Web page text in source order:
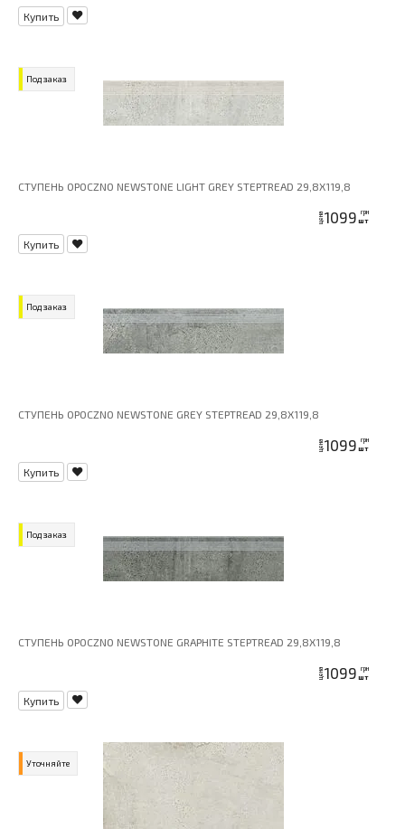
Купить
Под заказ
СТУПЕНЬ OPOCZNO NEWSTONE LIGHT GREY STEPTREAD 29,8X119,8
цена1099 грн
шт
Купить
Под заказ
СТУПЕНЬ OPOCZNO NEWSTONE GREY STEPTREAD 29,8X119,8
цена1099 грн
шт
Купить
Под заказ
СТУПЕНЬ OPOCZNO NEWSTONE GRAPHITE STEPTREAD 29,8X119,8
цена1099 грн
шт
Купить
Уточняйте